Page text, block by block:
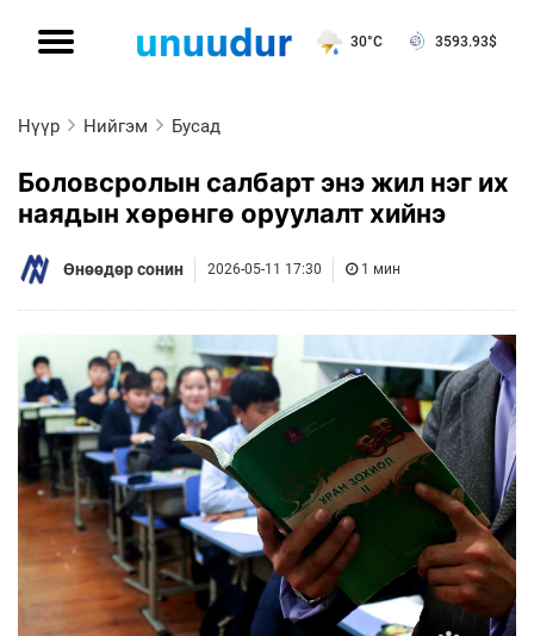
30°C 3593.93$
Нүүр Нийгэм Бусад
Боловсролын салбарт энэ жил нэг их
наядын хөрөнгө оруулалт хийнэ
Өнөөдөр сонин 2026-05-11 17:30 1 мин